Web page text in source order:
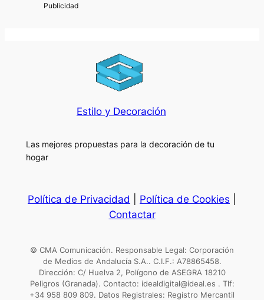
Estilo y Decoración
Las mejores propuestas para la decoración de tu
hogar
Política de Privacidad Política de Cookies
Contactar
© CMA Comunicación. Responsable Legal: Corporación
de Medios de Andalucía S.A.. C.I.F.: A78865458.
Dirección: C/ Huelva 2, Polígono de ASEGRA 18210
Peligros (Granada). Contacto: idealdigital@ideal.es . Tlf:
+34 958 809 809. Datos Registrales: Registro Mercantil